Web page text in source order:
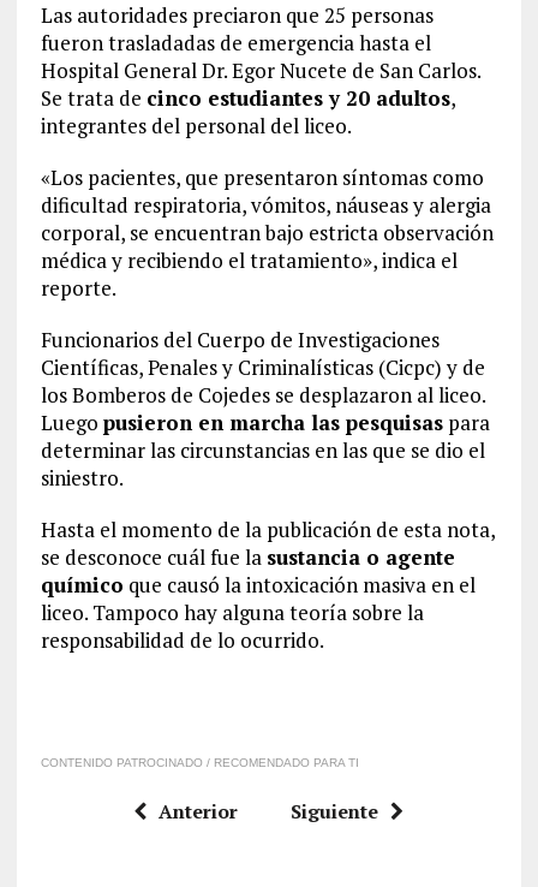
Las autoridades preciaron que 25 personas
fueron trasladadas de emergencia hasta el
Hospital General Dr. Egor Nucete de San Carlos.
Se trata de cinco estudiantes y 20 adultos,
integrantes del personal del liceo.
«Los pacientes, que presentaron síntomas como
dificultad respiratoria, vómitos, náuseas y alergia
corporal, se encuentran bajo estricta observación
médica y recibiendo el tratamiento», indica el
reporte.
Funcionarios del Cuerpo de Investigaciones
Científicas, Penales y Criminalísticas (Cicpc) y de
los Bomberos de Cojedes se desplazaron al liceo.
Luego pusieron en marcha las pesquisaspara
determinar las circunstancias en las que se dio el
siniestro.
Hasta el momento de la publicación de esta nota,
se desconoce cuál fue la sustancia o agente
químico que causó la intoxicación masiva en el
liceo. Tampoco hay alguna teoría sobre la
responsabilidad de lo ocurrido.
CONTENIDO PATROCINADO / RECOMENDADO PARA TI
Anterior Siguiente